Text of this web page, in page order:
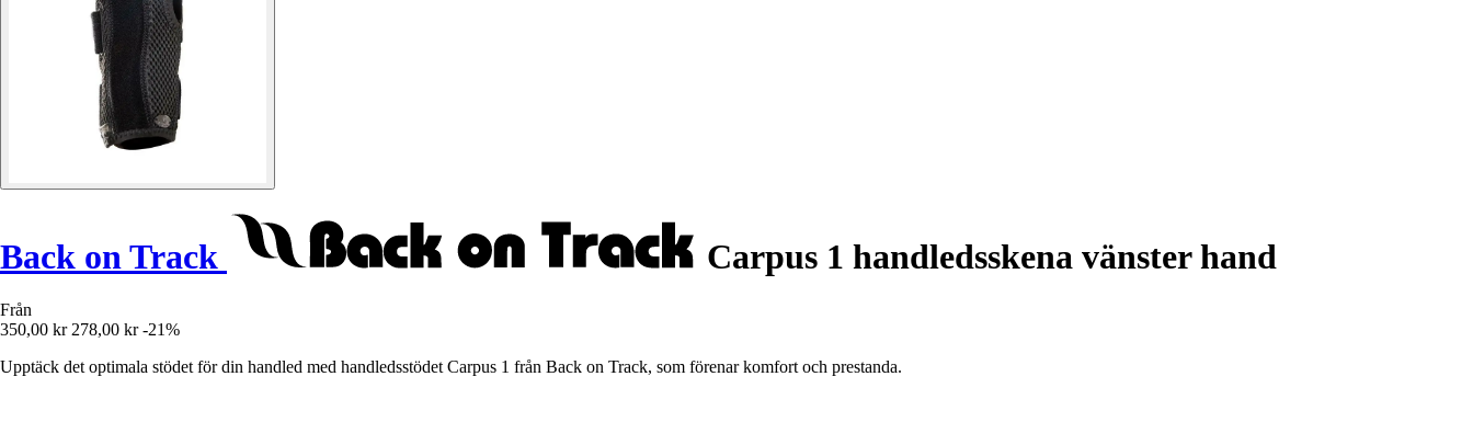
Back on Track Carpus 1 handledsskena vänster hand
Från
350,00 kr 278,00 kr -21%
Upptäck det optimala stödet för din handled med handledsstödet Carpus 1 från Back on Track, som förenar komfort och prestanda.